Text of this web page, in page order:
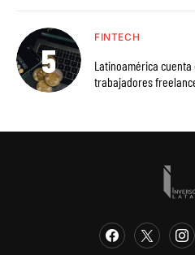
FINTECH
Latinoamérica cuenta
trabajadores